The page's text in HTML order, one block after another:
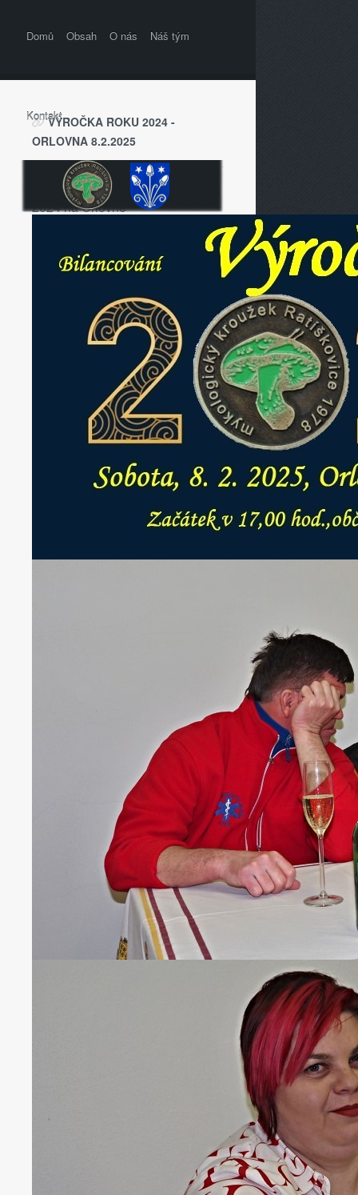
Domů Obsah O nás Náš tým
KontaktVÝROČKA ROKU 2024 -
ORLOVNA 8.2.2025
Pár momentek z bilancování roku
2024 na Orlovně